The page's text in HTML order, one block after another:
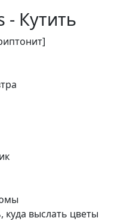
- Кутить
куда выслать цветы